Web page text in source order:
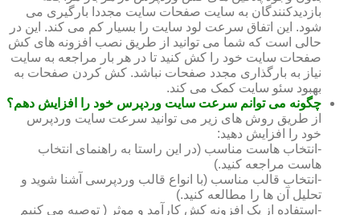
بازدیدکنندگان به سایت صفحات سایت مجددا بارگیری می
شود. این اتفاق سرعت لود سایت را بسیار کم می کند. این در
حالی است که شما می توانید از طریق نصب افزونه های کش
صفحات سایت خود را کش کنید تا در هر بار مراجعه به سایت
نیاز به بارگذاری مجدد صفحات نباشد. کش کردن صفحات به
بهبود سئو سایت کمک می کند.
چگونه می توانم سرعت سایت وردپرس خود را افزایش دهم؟
از طریق روش های زیر می توانید سرعت سایت وردپرس
خود را افزایش دهید:
-انتخاب هاست مناسب (در این راستا به راهنمای انتخاب
هاست مراجعه کنید.)
-انتخاب قالب مناسب (با انواع قالب وردپرسی آشنا شوید و
تحلیل آن ها را مطالعه کنید.)
-استفاده از یک افزونه کش کارآمد و موثر ( توصیه می کنیم